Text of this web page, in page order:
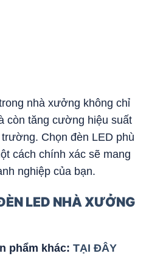
nhà xưởng không chỉ
còn tăng cường hiệu suất
Chọn đèn LED phù
cách chính xác sẽ mang
nghiệp của bạn.
LED NHÀ XƯỞNG
phẩm khác: TẠI ĐÂY